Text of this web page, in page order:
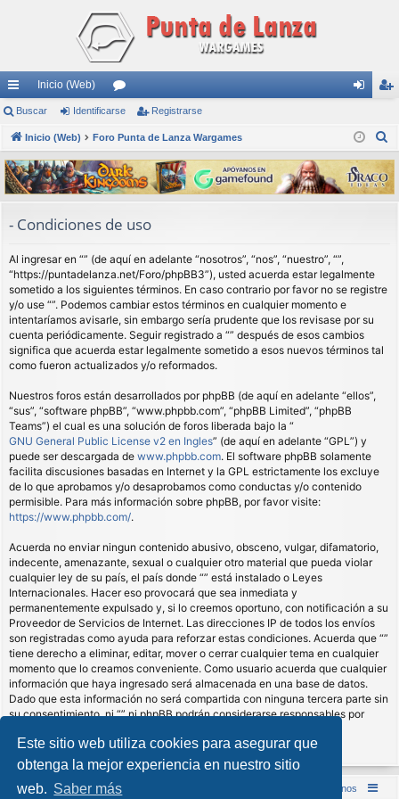
Este sitio web utiliza cookies para asegurar que
obtenga la mejor experiencia en nuestro sitio
web. Saber más
nl
ac
es
rá
s
Inicio (Web)
or
os nti
fic
ar
ist
ra
rs
Buscar Identificarse Registrarse
Inicio (Web) Foro Punta de Lanza Wargames
s
c
- Condiciones de uso
Al ingresar en “” (de aquí en adelante “nosotros”, “nos”, “nuestro”, “”,
“https://puntadelanza.net/Foro/phpBB3”), usted acuerda estar legalmente
sometido a los siguientes términos. En caso contrario por favor no se registre
y/o use “”. Podemos cambiar estos términos en cualquier momento e
intentaríamos avisarle, sin embargo sería prudente que los revisase por su
cuenta periódicamente. Seguir registrado a “” después de esos cambios
significa que acuerda estar legalmente sometido a esos nuevos términos tal
como fueron actualizados y/o reformados.
Nuestros foros están desarrollados por phpBB (de aquí en adelante “ellos”,
“sus”, “software phpBB”, “www.phpbb.com”, “phpBB Limited”, “phpBB
Teams”) el cual es una solución de foros liberada bajo la “
GNU General Public License v2 en Ingles” (de aquí en adelante “GPL”) y
puede ser descargada de www.phpbb.com. El software phpBB solamente
facilita discusiones basadas en Internet y la GPL estrictamente los excluye
de lo que aprobamos y/o desaprobamos como conductas y/o contenido
permisible. Para más información sobre phpBB, por favor visite:
https://www.phpbb.com/.
Acuerda no enviar ningun contenido abusivo, obsceno, vulgar, difamatorio,
indecente, amenazante, sexual o cualquier otro material que pueda violar
cualquier ley de su país, el país donde “” está instalado o Leyes
Internacionales. Hacer eso provocará que sea inmediata y
permanentemente expulsado y, si lo creemos oportuno, con notificación a su
Proveedor de Servicios de Internet. Las direcciones IP de todos los envíos
son registradas como ayuda para reforzar estas condiciones. Acuerda que “”
tiene derecho a eliminar, editar, mover o cerrar cualquier tema en cualquier
momento que lo creamos conveniente. Como usuario acuerda que cualquier
información que haya ingresado será almacenada en una base de datos.
Dado que esta información no será compartida con ninguna tercera parte sin
su consentimiento, ni “” ni phpBB podrán considerarse responsables por
comprometidos.
Inicio (Web) Foro Punta de Lanza Wargames Contáctenos